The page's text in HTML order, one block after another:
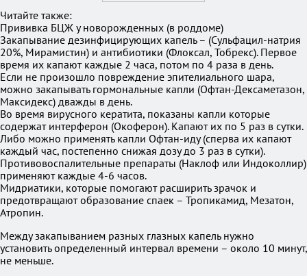
Читайте также:
Прививка БЦЖ у новорожденных (в роддоме)
Закапывание дезинфицирующих капель – (Сульфацил-натрия
20%, Мирамистин) и антибиотики (Флоксал, Тобрекс). Первое
время их капают каждые 2 часа, потом по 4 раза в день.
Если не произошло повреждение эпителиального шара,
можно закапывать гормональные капли (Офтан-Дексаметазон,
Максидекс) дважды в день.
Во время вирусного кератита, показаны капли которые
содержат интерферон (Окоферон). Капают их по 5 раз в сутки.
Либо можно применять капли Офтан-иду (сперва их капают
каждый час, постепенно снижая дозу до 3 раз в сутки).
Противовоспалительные препараты (Наклоф или Индоколлир)
применяют каждые 4-6 часов.
Мидриатики, которые помогают расширить зрачок и
предотвращают образование спаек – Тропикамид, Мезатон,
Атропин.
Между закапыванием разных глазных капель нужно
установить определенный интервал времени – около 10 минут,
не меньше.